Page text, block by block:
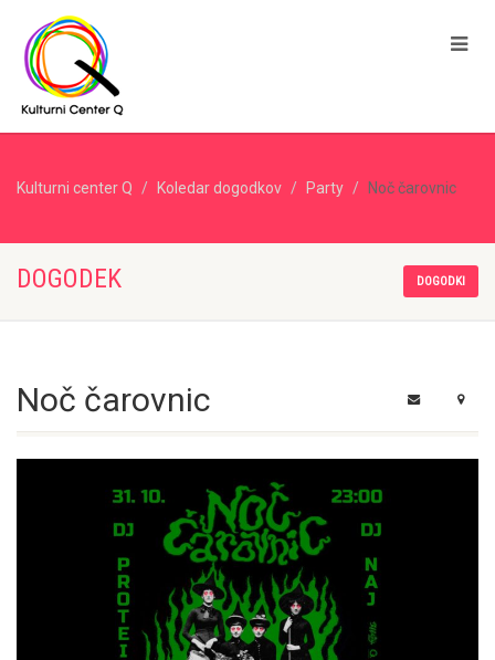
Kulturni center Q Koledar dogodkov Party Noč čarovnic
DOGODEK DOGODKI
Noč čarovnic